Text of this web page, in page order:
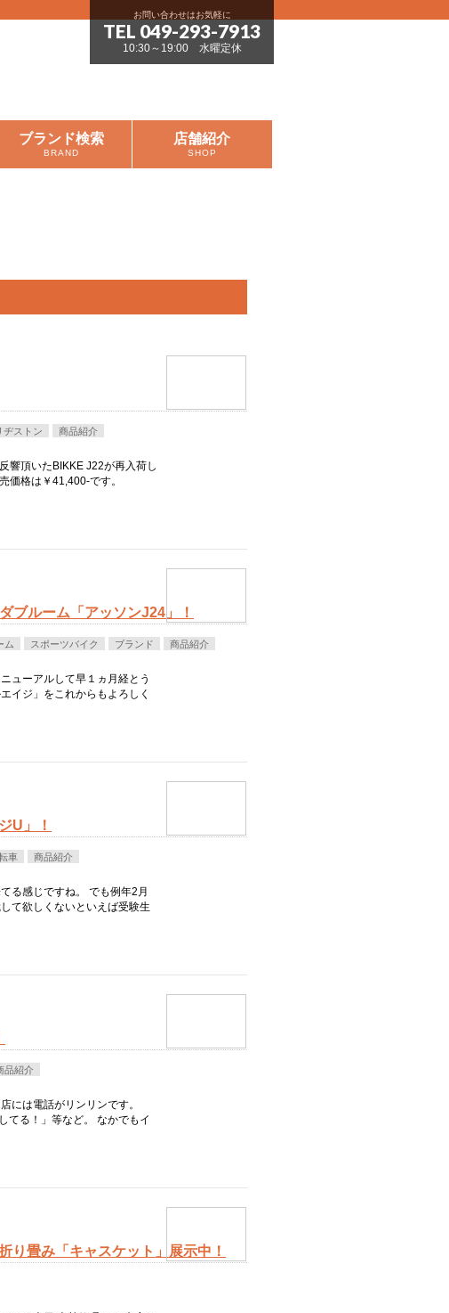
お問い合わせはお気軽に
TEL 049-293-7913
10:30～19:00 水曜定休
ブランド検索
BRAND
店舗紹介
SHOP
ヂストン 商品紹介
響頂いたBIKKE J22が再入荷し
価格は￥41,400-です。
ブルーム「アッソンJ24」！
ム スポーツバイク ブランド 商品紹介
ューアルして早１ヵ月経とう
イジ」をこれからもよろしく
U」！
車 商品紹介
る感じですね。 でも例年2月
て欲しくないといえば受験生
品紹介
には電話がリンリンです。
てる！」等など。 なかでもイ
り畳み「キャスケット」展示中！